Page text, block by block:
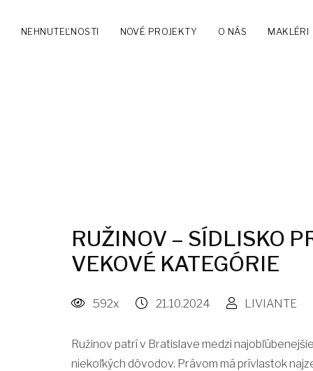
NEHNUTEĽNOSTI NOVÉ PROJEKTY O NÁS MAKLÉRI
RUŽINOV – SÍDLISKO
VEKOVÉ KATEGÓRIE
592x 21.10.2024 LIVIANTE
Ružinov patrí v Bratislave medzi
niekoľkých dôvodov. Právom má prívlastok